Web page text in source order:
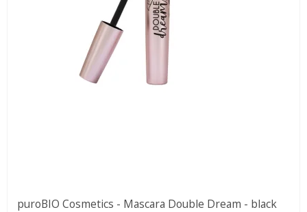
puroBIO Cosmetics - Mascara Double Dream - black